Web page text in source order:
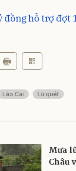
đồng hỗ trợ
Lào Cai Lũ quét
Mưa
Châu